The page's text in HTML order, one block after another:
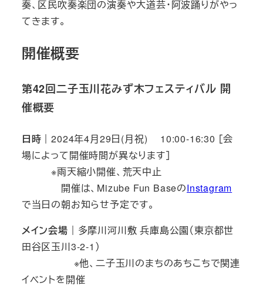
奏、区民吹奏楽団の演奏や大道芸・阿波踊りがやっ
てきます。
開催概要
第42回二子玉川花みず木フェスティバル 開
催概要
日時｜2024年4月29日(月祝) 10:00-16:30 ［会
場によって開催時間が異なります］
※雨天縮小開催、荒天中止
開催は、Mizube Fun BaseのInstagram
で当日の朝お知らせ予定です。
メイン会場｜ 多摩川河川敷 兵庫島公園（東京都世
田谷区玉川3-2-1）
※他、二子玉川のまちのあちこちで関連
イベントを開催